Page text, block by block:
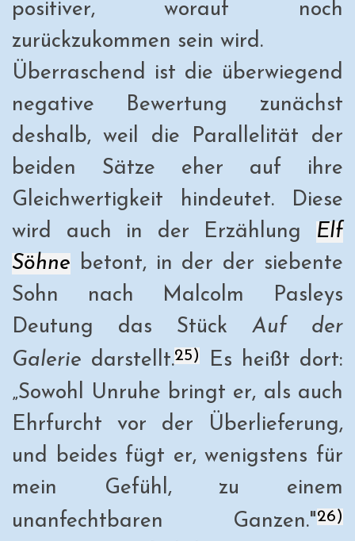
positiver, worauf noch
zurückzukommen sein wird.
Überraschend ist die überwiegend
negative Bewertung zunächst
deshalb, weil die Parallelität der
beiden Sätze eher auf ihre
Gleichwertigkeit hindeutet. Diese
wird auch in der Erzählung Elf
Söhne betont, in der der siebente
Sohn nach Malcolm Pasleys
Deutung das Stück Auf der
Galerie darstellt.25)Es heißt dort:
„Sowohl Unruhe bringt er, als auch
Ehrfurcht vor der Überlieferung,
und beides fügt er, wenigstens für
mein Gefühl, zu einem
unanfechtbaren Ganzen."26)